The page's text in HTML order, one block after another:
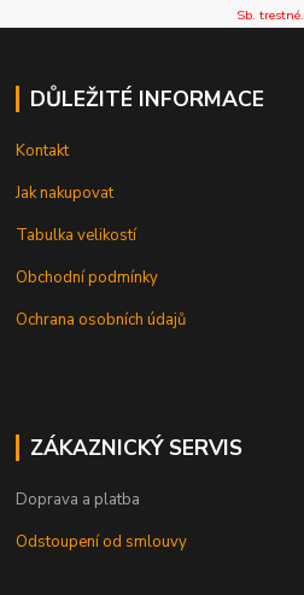
Sb. trestné.
DŮLEŽITÉ INFORMACE
Kontakt
Jak nakupovat
Tabulka velikostí
Obchodní podmínky
Ochrana osobních údajů
ZÁKAZNICKÝ SERVIS
Doprava a platba
Odstoupení od smlouvy